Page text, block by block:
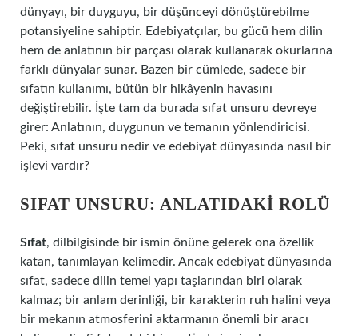
dünyayı, bir duyguyu, bir düşünceyi dönüştürebilme
potansiyeline sahiptir. Edebiyatçılar, bu gücü hem dilin
hem de anlatının bir parçası olarak kullanarak okurlarına
farklı dünyalar sunar. Bazen bir cümlede, sadece bir
sıfatın kullanımı, bütün bir hikâyenin havasını
değiştirebilir. İşte tam da burada sıfat unsuru devreye
girer: Anlatının, duygunun ve temanın yönlendiricisi.
Peki, sıfat unsuru nedir ve edebiyat dünyasında nasıl bir
işlevi vardır?
SIFAT UNSURU: ANLATIDAKI ROLÜ
Sıfat, dilbilgisinde bir ismin önüne gelerek ona özellik
katan, tanımlayan kelimedir. Ancak edebiyat dünyasında
sıfat, sadece dilin temel yapı taşlarından biri olarak
kalmaz; bir anlam derinliği, bir karakterin ruh halini veya
bir mekanın atmosferini aktarmanın önemli bir aracı